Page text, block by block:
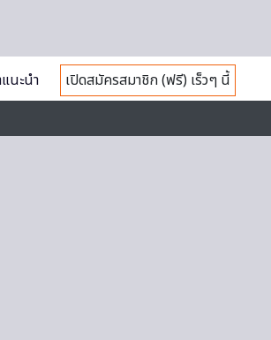
นะนำ
เปิดสมัครสมาชิก (ฟรี) เร็วๆ นี้